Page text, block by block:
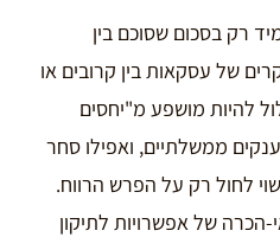
רק בסכום שסוכם בין
של עסקאות בין קרובים או
להיות מושפע מ"יחסים
ממשלתיים, ואפילו סחר
לחול רק על הפרש הרווח.
הכרה של אפשרויות לתיקון